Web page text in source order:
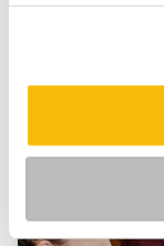
In dit
management
instrument
prioriteiten te
verankeren.